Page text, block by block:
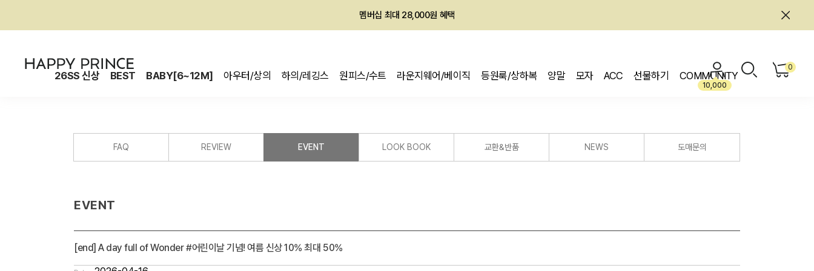
회원전용 아울렛, 가입하면 ~60% 할인!
26SS 신상 BEST BABY[6~12M] 아우터/상의 하의/레깅스 원피스/수트 라운지웨어/베이직 등원룩/상하복 양말 모자 ACC 선물하기 COMMUNITY
10,000
0
FAQ REVIEW EVENT LOOK BOOK 교환&반품 NEWS 도매문의
EVENT
[end] A day full of Wonder #어린이날 기념! 여름 신상 10% 최대 50%